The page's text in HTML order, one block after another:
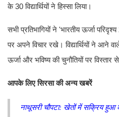
के 30 विद्यार्थियों ने हिस्सा लिया।
सभी प्रतिभागियों ने 'भारतीय ऊर्जा
पर अपने विचार रखे। विद्यार्थियों ने आने
ऊर्जा और भविष्य की चुनौतियों पर विस्तार
आपके लिए सिरसा की अन्य खबरें
नाथूसरी चौपटा: खेतों में सक्रिय हुआ